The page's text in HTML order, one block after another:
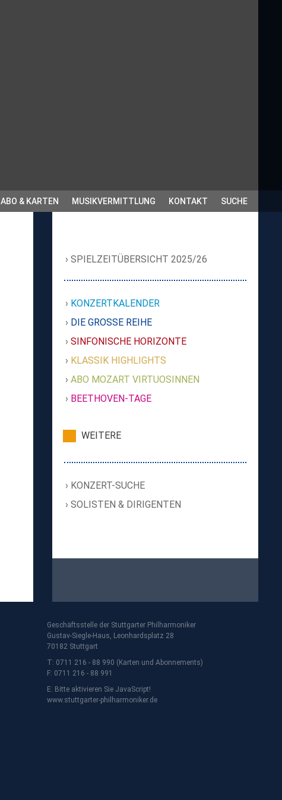
ABO & KARTEN MUSIKVERMITTLUNG KONTAKT SUCHE
SPIELZEITÜBERSICHT 2025/26
KONZERTKALENDER
DIE GROSSE REIHE
SINFONISCHE HORIZONTE
KLASSIK HIGHLIGHTS
ABO MOZART VIRTUOSINNEN
BEETHOVEN-TAGE
WEITERE
KONZERT-SUCHE
SOLISTEN & DIRIGENTEN
Geschäftsstelle der Stuttgarter Philharmoniker
Gustav-Siegle-Haus, Leonhardsplatz 28
70182 Stuttgart
T: 0711 216 - 88 990 (Karten und Abonnements)
F: 0711 216 - 88 991
E: Bitte aktivieren Sie JavaScript!
www.stuttgarter-philharmoniker.de